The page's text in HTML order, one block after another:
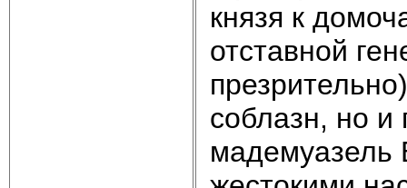
князя к
отставной
соблазн, но и
мадемуазель